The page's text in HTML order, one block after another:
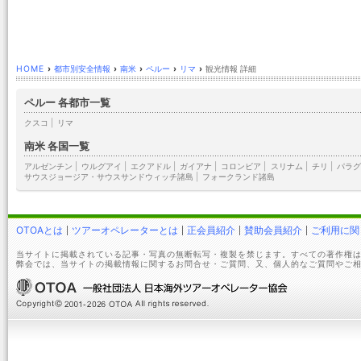
HOME › 都市別安全情報 › 南米 › ペルー › リマ › 観光情報 詳細
ペルー 各都市一覧
クスコ リマ
南米 各国一覧
アルゼンチン ウルグアイ エクアドル ガイアナ コロンビア スリナム チリ
パラ
サウスジョージア・サウスサンドウィッチ諸島
フォークランド諸島
OTOAとは ツアーオペレーターとは 正会員紹介 賛助会員紹介 ご利用に
当サイトに掲載されている記事・写真の無断転写・複製を禁じます。すべての著作権
弊会では、当サイトの掲載情報に関するお問合せ・ご質問、又、個人的なご質問やご